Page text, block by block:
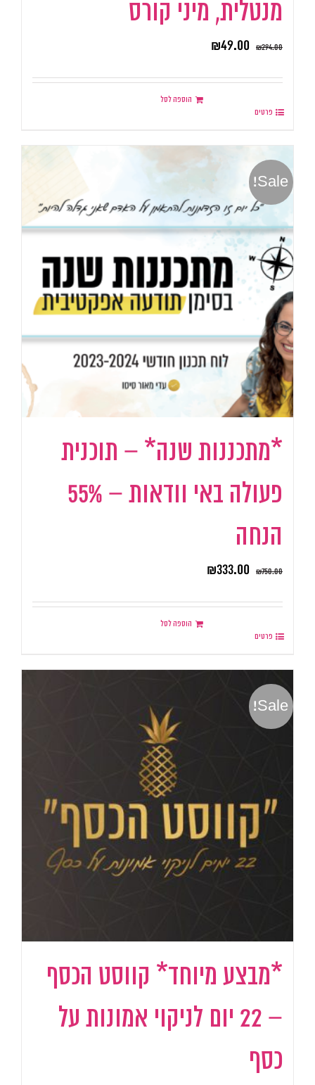
מנטלית, מיני קורס
₪294.00
₪49.00
הוספה לסל
פרטים
Sale!
*מתכננות שנה* – תוכנית
פעולה באי וודאות – 55%
הנחה
₪750.00
₪333.00
הוספה לסל
פרטים
Sale!
*מבצע מיוחד* קווסט הכסף
– 22 יום לניקוי אמונות על
כסף